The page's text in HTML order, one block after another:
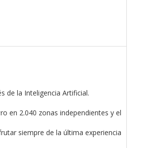
de la Inteligencia Artificial.
en 2.040 zonas independientes y el
siempre de la última experiencia